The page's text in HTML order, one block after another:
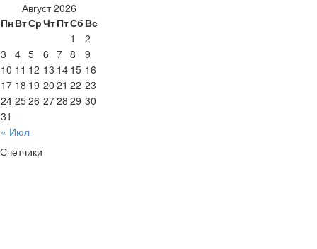
Август 2026
ПнВтСрЧтПтСб Вс
« Июл
1
2
3
4 5 6 7 8
9
10 11 12 13 14 15 16
17 18 19 20 21 22 23
24 2526 2728 29 30
31
Счетчики